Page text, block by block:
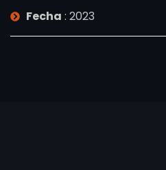
Fecha : 2023